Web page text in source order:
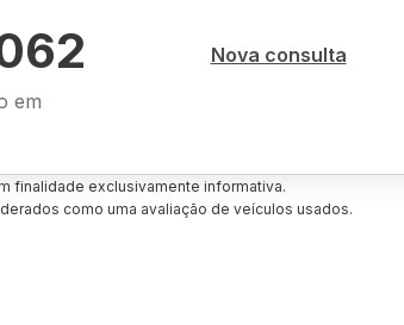
em
Nova consulta
finalidade exclusivamente informativa.
como uma avaliação de veículos usados.